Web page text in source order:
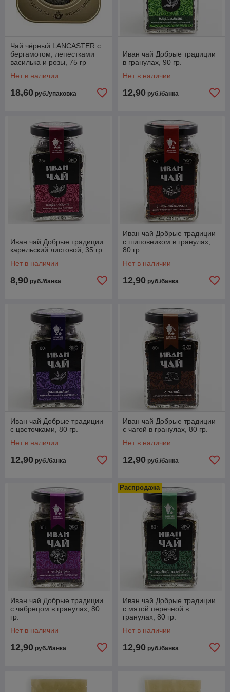
Чай чёрный LANCASTER с
бергамотом, лепестками
василька и розы, 75 гр
Нет в наличии
18,60 руб./упаковка
Иван чай Добрые традиции
в гранулах, 90 гр.
Нет в наличии
12,90 руб./банка
Иван чай Добрые традиции
карельский листовой, 35 гр.
Нет в наличии
8,90 руб./банка
Иван чай Добрые традиции
с шиповником в гранулах,
80 гр.
Нет в наличии
12,90 руб./банка
Иван чай Добрые традиции
с цветочками, 80 гр.
Нет в наличии
12,90 руб./банка
Иван чай Добрые традиции
с чагой в гранулах, 80 гр.
Нет в наличии
12,90 руб./банка
Иван чай Добрые традиции
с чабрецом в гранулах, 80
гр.
Нет в наличии
12,90 руб./банка
Распродажа
Иван чай Добрые традиции
с мятой перечной в
гранулах, 80 гр.
Нет в наличии
12,90 руб./банка